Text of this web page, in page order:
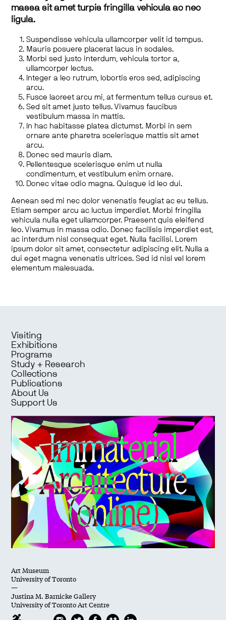
massa sit amet turpis fringilla vehicula ac nec
ligula.
Suspendisse vehicula ullamcorper velit id tempus.
Mauris posuere placerat lacus in sodales.
Morbi sed justo interdum, vehicula tortor a,
ullamcorper lectus.
Integer a leo rutrum, lobortis eros sed, adipiscing
arcu.
Fusce laoreet arcu mi, at fermentum tellus cursus et.
Sed sit amet justo tellus. Vivamus faucibus
vestibulum massa in mattis.
In hac habitasse platea dictumst. Morbi in sem
ornare ante pharetra scelerisque mattis sit amet
arcu.
Donec sed mauris diam.
Pellentesque scelerisque enim ut nulla
condimentum, et vestibulum enim ornare.
Donec vitae odio magna. Quisque id leo dui.
Aenean sed mi nec dolor venenatis feugiat ac eu tellus.
Etiam semper arcu ac luctus imperdiet. Morbi fringilla
vehicula nulla eget ullamcorper. Praesent quis eleifend
leo. Vivamus in massa odio. Donec facilisis imperdiet est,
ac interdum nisl consequat eget. Nulla facilisi. Lorem
ipsum dolor sit amet, consectetur adipiscing elit. Nulla a
dui eget magna venenatis ultrices. Sed id nisl vel lorem
elementum malesuada.
Visiting
Exhibitions
Programs
Study + Research
Collections
Publications
About Us
Support Us
Art Museum
University of Toronto
—
Justina M. Barnicke Gallery
University of Toronto Art Centre